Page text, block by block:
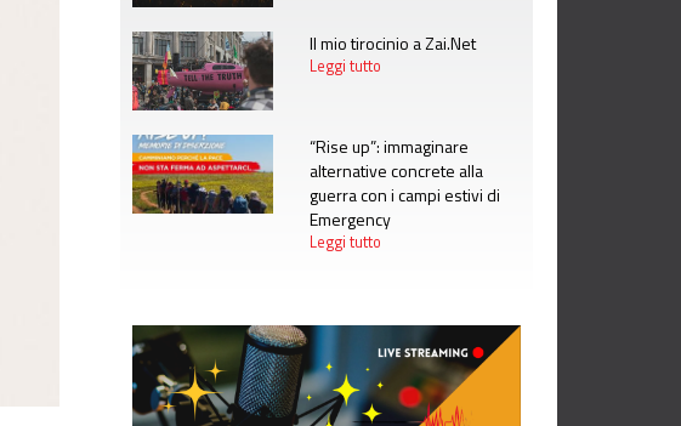
Il mio tirocinio a Zai.Net
Leggi tutto
“Rise up”: immaginare
alternative concrete alla
guerra con i campi estivi di
Emergency
Leggi tutto